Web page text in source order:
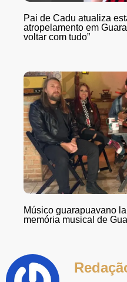
Pai de Cadu atualiza
atropelamento em
voltar com tudo”
Músico guarapuavano
memória musical de